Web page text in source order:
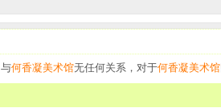
与何香凝美术馆无任何关系，对于何香凝美术馆